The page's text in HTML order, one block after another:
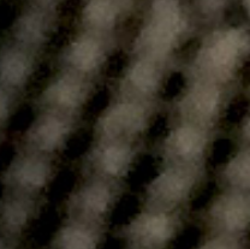
お問い合わせ